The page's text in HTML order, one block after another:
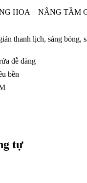
HOA – NÂNG TẦM
thanh lịch, sáng bóng,
dễ dàng
bền
tự